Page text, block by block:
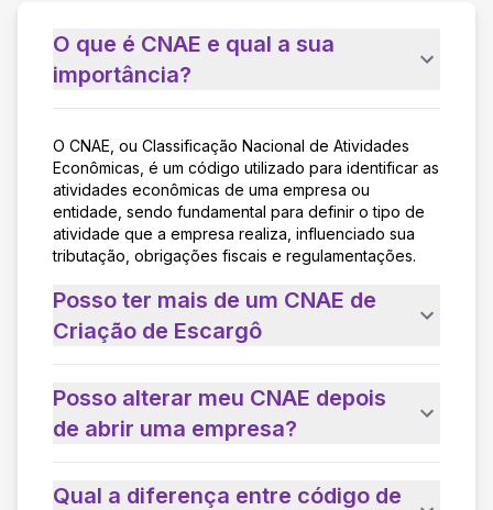
O que é CNAE e qual a sua
importância?
O CNAE, ou Classificação Nacional de Atividades
Econômicas, é um código utilizado para identificar as
atividades econômicas de uma empresa ou
entidade, sendo fundamental para definir o tipo de
atividade que a empresa realiza, influenciado sua
tributação, obrigações fiscais e regulamentações.
Posso ter mais de um CNAE de
Criação de Escargô
Posso alterar meu CNAE depois
de abrir uma empresa?
Qual a diferença entre código de